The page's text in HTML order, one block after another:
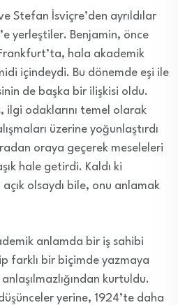
Stefan İsviçre’den ayrıldılar
yerleştiler. Benjamin, önce
hala akademik
içindeydi. Bu dönemde eşi ile
de başka bir ilişkisi oldu.
ilgi odaklarını temel olarak
üzerine yoğunlaştırdı
oraya geçerek meseleleri
hale getirdi. Kaldı ki
açık olsaydı bile, onu anlamak
anlamda bir iş sahibi
farklı bir biçimde yazmaya
kurtuldu.
yerine, 1924’te daha